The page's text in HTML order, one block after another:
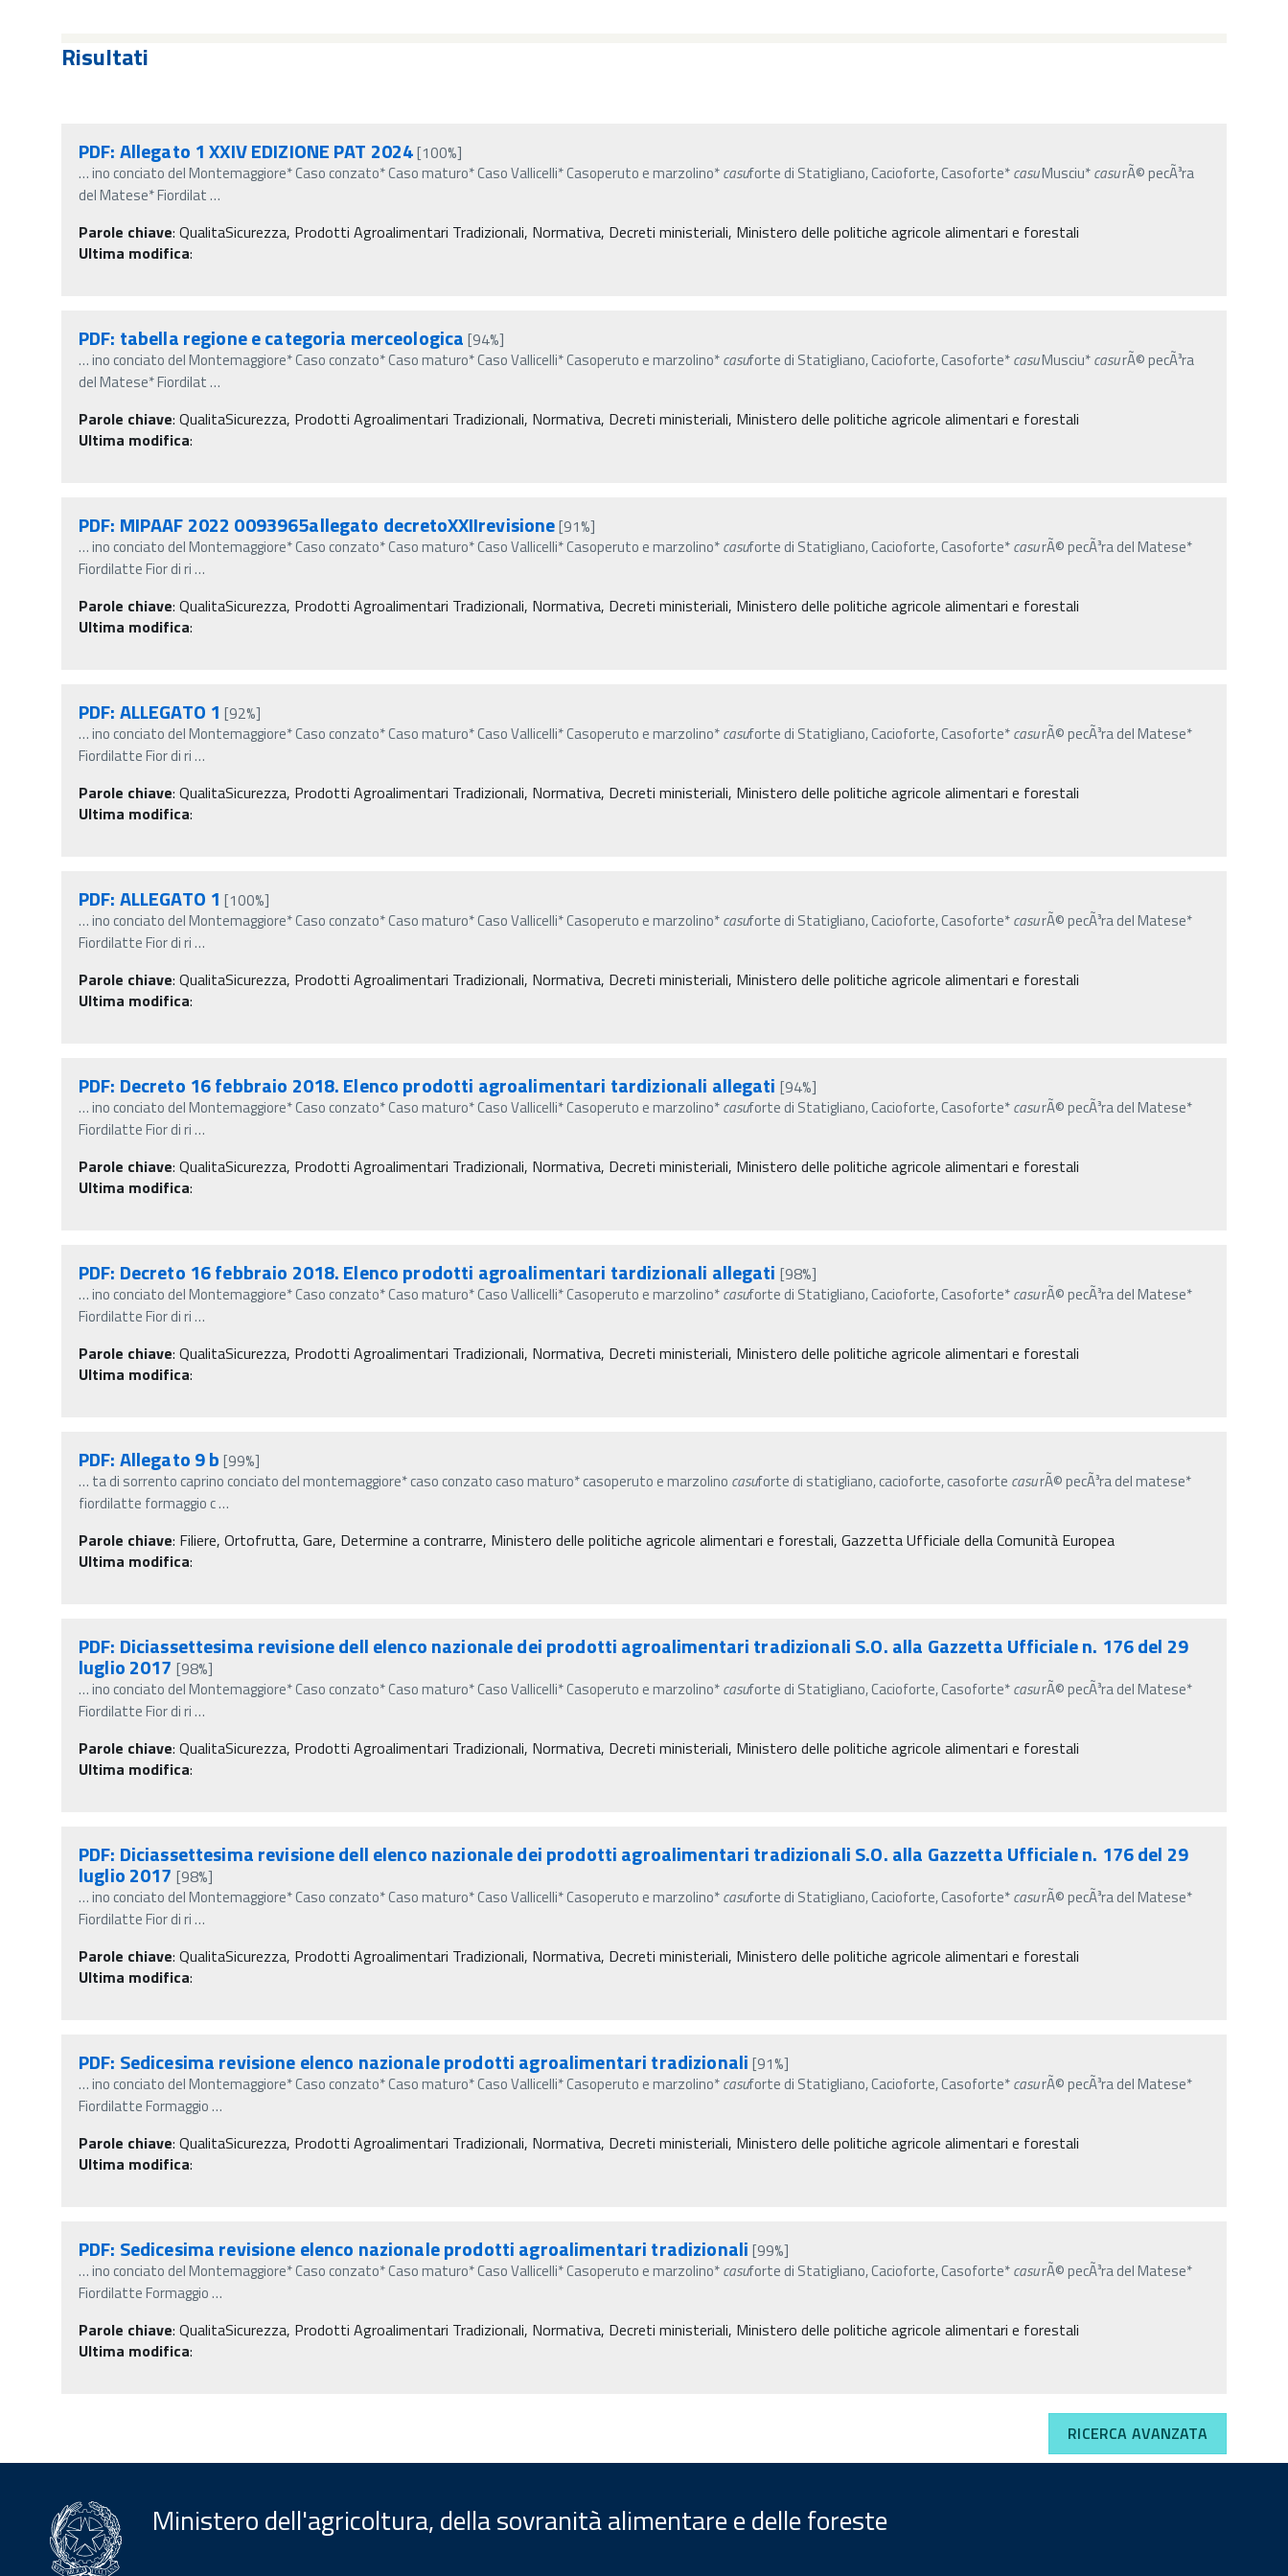
Risultati
PDF: Allegato 1 XXIV EDIZIONE PAT 2024[100%]
…ino conciato del Montemaggiore* Caso conzato* Caso maturo* Caso Vallicelli* Casoperuto e marzolino*casuforte di Statigliano, Cacioforte, Casoforte*casuMusciu*casurÃ© pecÃ³ra
del Matese* Fiordilat…
Parole chiave: QualitaSicurezza, Prodotti Agroalimentari Tradizionali, Normativa, Decreti ministeriali, Ministero delle politiche agricole alimentari e forestali
Ultima modifica:
PDF: tabella regione e categoria merceologica [94%]
…ino conciato del Montemaggiore* Caso conzato* Caso maturo* Caso Vallicelli* Casoperuto e marzolino*casuforte di Statigliano, Cacioforte, Casoforte*casuMusciu*casurÃ© pecÃ³ra
del Matese* Fiordilat…
Parole chiave: QualitaSicurezza, Prodotti Agroalimentari Tradizionali, Normativa, Decreti ministeriali, Ministero delle politiche agricole alimentari e forestali
Ultima modifica:
PDF: MIPAAF 2022 0093965allegato decretoXXIIrevisione[91%]
…ino conciato del Montemaggiore* Caso conzato* Caso maturo* Caso Vallicelli* Casoperuto e marzolino*casuforte di Statigliano, Cacioforte, Casoforte*casurÃ© pecÃ³ra del Matese*
Fiordilatte Fior di ri…
Parole chiave: QualitaSicurezza, Prodotti Agroalimentari Tradizionali, Normativa, Decreti ministeriali, Ministero delle politiche agricole alimentari e forestali
Ultima modifica:
PDF: ALLEGATO 1 [92%]
…ino conciato del Montemaggiore* Caso conzato* Caso maturo* Caso Vallicelli* Casoperuto e marzolino*casuforte di Statigliano, Cacioforte, Casoforte*casurÃ© pecÃ³ra del Matese*
Fiordilatte Fior di ri…
Parole chiave: QualitaSicurezza, Prodotti Agroalimentari Tradizionali, Normativa, Decreti ministeriali, Ministero delle politiche agricole alimentari e forestali
Ultima modifica:
PDF: ALLEGATO 1 [100%]
…ino conciato del Montemaggiore* Caso conzato* Caso maturo* Caso Vallicelli* Casoperuto e marzolino*casuforte di Statigliano, Cacioforte, Casoforte*casurÃ© pecÃ³ra del Matese*
Fiordilatte Fior di ri…
Parole chiave: QualitaSicurezza, Prodotti Agroalimentari Tradizionali, Normativa, Decreti ministeriali, Ministero delle politiche agricole alimentari e forestali
Ultima modifica:
PDF: Decreto 16 febbraio 2018. Elenco prodotti agroalimentari tardizionali allegati [94%]
…ino conciato del Montemaggiore* Caso conzato* Caso maturo* Caso Vallicelli* Casoperuto e marzolino*casuforte di Statigliano, Cacioforte, Casoforte*casurÃ© pecÃ³ra del Matese*
Fiordilatte Fior di ri…
Parole chiave: QualitaSicurezza, Prodotti Agroalimentari Tradizionali, Normativa, Decreti ministeriali, Ministero delle politiche agricole alimentari e forestali
Ultima modifica:
PDF: Decreto 16 febbraio 2018. Elenco prodotti agroalimentari tardizionali allegati [98%]
…ino conciato del Montemaggiore* Caso conzato* Caso maturo* Caso Vallicelli* Casoperuto e marzolino*casuforte di Statigliano, Cacioforte, Casoforte*casurÃ© pecÃ³ra del Matese*
Fiordilatte Fior di ri…
Parole chiave: QualitaSicurezza, Prodotti Agroalimentari Tradizionali, Normativa, Decreti ministeriali, Ministero delle politiche agricole alimentari e forestali
Ultima modifica:
PDF: Allegato 9 b [99%]
… ta di sorrento caprino conciato del montemaggiore* caso conzato caso maturo* casoperuto e marzolino casuforte di statigliano, cacioforte, casoforte casurÃ© pecÃ³ra del matese*
fiordilatte formaggio c…
Parole chiave: Filiere, Ortofrutta, Gare, Determine a contrarre, Ministero delle politiche agricole alimentari e forestali, Gazzetta Ufficiale della Comunità Europea
Ultima modifica:
PDF: Diciassettesima revisione dell elenco nazionale dei prodotti agroalimentari tradizionali S.O. alla Gazzetta Ufficiale n. 176 del 29
luglio 2017 [98%]
…ino conciato del Montemaggiore* Caso conzato* Caso maturo* Caso Vallicelli* Casoperuto e marzolino*casuforte di Statigliano, Cacioforte, Casoforte*casurÃ© pecÃ³ra del Matese*
Fiordilatte Fior di ri…
Parole chiave: QualitaSicurezza, Prodotti Agroalimentari Tradizionali, Normativa, Decreti ministeriali, Ministero delle politiche agricole alimentari e forestali
Ultima modifica:
PDF: Diciassettesima revisione dell elenco nazionale dei prodotti agroalimentari tradizionali S.O. alla Gazzetta Ufficiale n. 176 del 29
luglio 2017 [98%]
…ino conciato del Montemaggiore* Caso conzato* Caso maturo* Caso Vallicelli* Casoperuto e marzolino*casuforte di Statigliano, Cacioforte, Casoforte*casurÃ© pecÃ³ra del Matese*
Fiordilatte Fior di ri…
Parole chiave: QualitaSicurezza, Prodotti Agroalimentari Tradizionali, Normativa, Decreti ministeriali, Ministero delle politiche agricole alimentari e forestali
Ultima modifica:
PDF: Sedicesima revisione elenco nazionale prodotti agroalimentari tradizionali [91%]
…ino conciato del Montemaggiore* Caso conzato* Caso maturo* Caso Vallicelli* Casoperuto e marzolino*casuforte di Statigliano, Cacioforte, Casoforte*casurÃ© pecÃ³ra del Matese*
Fiordilatte Formaggio…
Parole chiave: QualitaSicurezza, Prodotti Agroalimentari Tradizionali, Normativa, Decreti ministeriali, Ministero delle politiche agricole alimentari e forestali
Ultima modifica:
PDF: Sedicesima revisione elenco nazionale prodotti agroalimentari tradizionali [99%]
…ino conciato del Montemaggiore* Caso conzato* Caso maturo* Caso Vallicelli* Casoperuto e marzolino*casuforte di Statigliano, Cacioforte, Casoforte*casurÃ© pecÃ³ra del Matese*
Fiordilatte Formaggio…
Parole chiave: QualitaSicurezza, Prodotti Agroalimentari Tradizionali, Normativa, Decreti ministeriali, Ministero delle politiche agricole alimentari e forestali
Ultima modifica:
RICERCA AVANZATA
Ministero dell'agricoltura, della sovranità alimentare e delle foreste